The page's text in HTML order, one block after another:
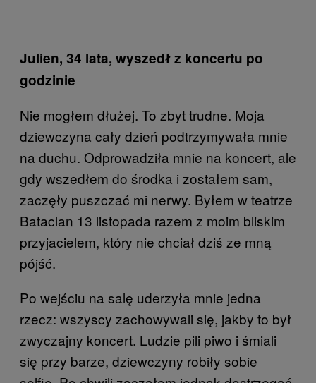
Julien, 34 lata, wyszedł z koncertu po
godzinie
Nie mogłem dłużej. To zbyt trudne. Moja
dziewczyna cały dzień podtrzymywała mnie
na duchu. Odprowadziła mnie na koncert, ale
gdy wszedłem do środka i zostałem sam,
zaczęły puszczać mi nerwy. Byłem w teatrze
Bataclan 13 listopada razem z moim bliskim
przyjacielem, który nie chciał dziś ze mną
pójść.
Po wejściu na salę uderzyła mnie jedna
rzecz: wszyscy zachowywali się, jakby to był
zwyczajny koncert. Ludzie pili piwo i śmiali
się przy barze, dziewczyny robiły sobie